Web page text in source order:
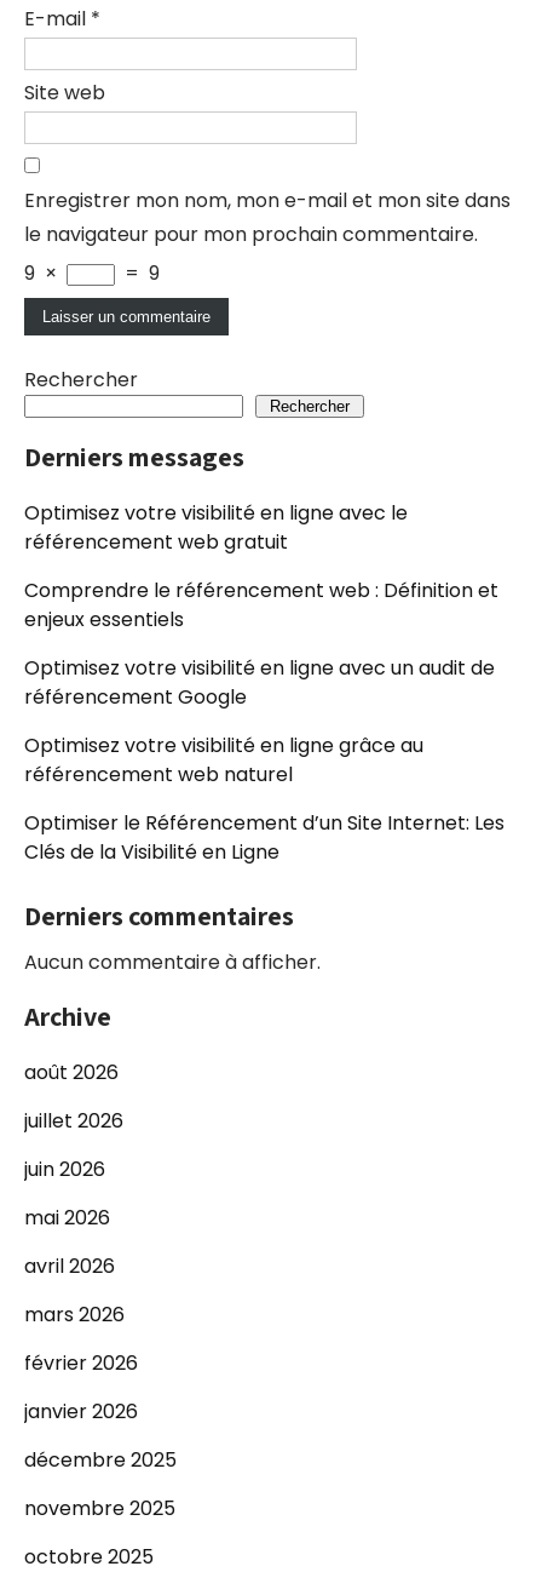
E-mail *
Site web
Enregistrer mon nom, mon e-mail et mon site dans
le navigateur pour mon prochain commentaire.
9 × = 9
Rechercher
Rechercher
Derniers messages
Optimisez votre visibilité en ligne avec le
référencement web gratuit
Comprendre le référencement web : Définition et
enjeux essentiels
Optimisez votre visibilité en ligne avec un audit de
référencement Google
Optimisez votre visibilité en ligne grâce au
référencement web naturel
Optimiser le Référencement d’un Site Internet: Les
Clés de la Visibilité en Ligne
Derniers commentaires
Aucun commentaire à afficher.
Archive
août 2026
juillet 2026
juin 2026
mai 2026
avril 2026
mars 2026
février 2026
janvier 2026
décembre 2025
novembre 2025
octobre 2025